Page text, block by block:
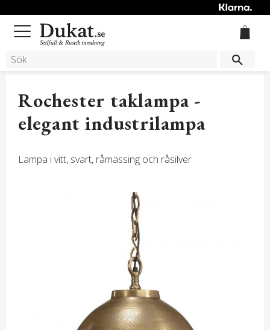
Meny
Rochester taklampa -
elegant industrilampa
Lampa i vitt, svart, råmässing och råsilver